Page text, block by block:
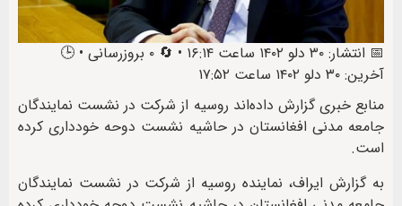
📅 انتشار: ۳۰ دلو ۱۴۰۲ ساعت ۱۶:۱۴ • 🔄 ۰ بروزرسانی • 🕒
آخرین: ۳۰ دلو ۱۴۰۲ ساعت ۱۷:۵۲
منابع خبری گزارش داده‌اند روسیه از شرکت در نشست نمایندگان
جامعه مدنی افغانستان در حاشیه نشست دوحه خودداری کرده
است.
به گزارش ایراف، نماینده روسیه از شرکت در نشست نمایندگان